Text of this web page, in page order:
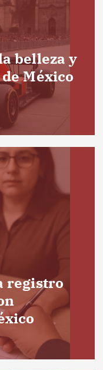
belleza y
México
registro